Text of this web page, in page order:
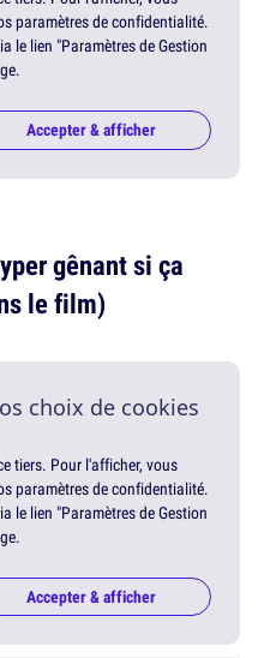
paramètres de confidentialité.
le lien "Paramètres de Gestion
Accepter & afficher
gênant si ça
le film)
choix de cookies
tiers. Pour l'afficher, vous
paramètres de confidentialité.
le lien "Paramètres de Gestion
Accepter & afficher